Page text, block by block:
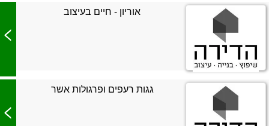
אוריון - חיים בעיצוב
>
גגות רעפים ופרגולות אשר
>